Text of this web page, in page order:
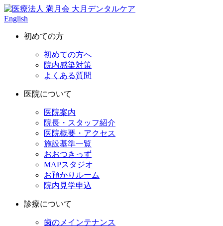
English
初めての方
初めての方へ
院内感染対策
よくある質問
医院について
医院案内
院長・スタッフ紹介
医院概要・アクセス
施設基準一覧
おおつきっず
MAPスタジオ
お預かりルーム
院内見学申込
診療について
歯のメインテナンス